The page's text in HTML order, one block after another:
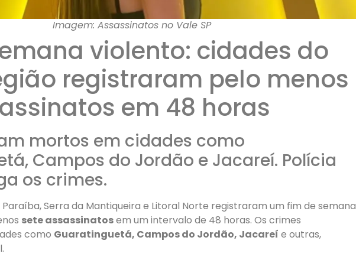
Imagem: Assassinatos no Vale SP
violento: cidades do
registraram pelo menos
em 48 horas
mortos em cidades como
Campos do Jordão e Jacareí. Polícia
os crimes.
Paraíba, Serra da Mantiqueira e Litoral Norte registraram um fim de semana
sete assassinatosem um intervalo de 48 horas. Os crimes
como Guaratinguetá, Campos do Jordão, Jacareí e outras,